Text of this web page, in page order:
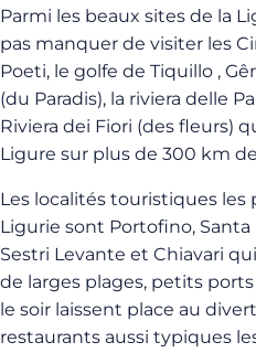
Parmi les beaux sites de la
pas manquer de visiter les
Poeti, le golfe de Tiquillo ,
(du Paradis), la riviera delle
Riviera dei Fiori (des fleurs)
Ligure sur plus de 300 km
Les localités touristiques les
Ligurie sont Portofino,
Sestri Levante et Chiavari
de larges plages, petits
le soir laissent place au
restaurants aussi typiques